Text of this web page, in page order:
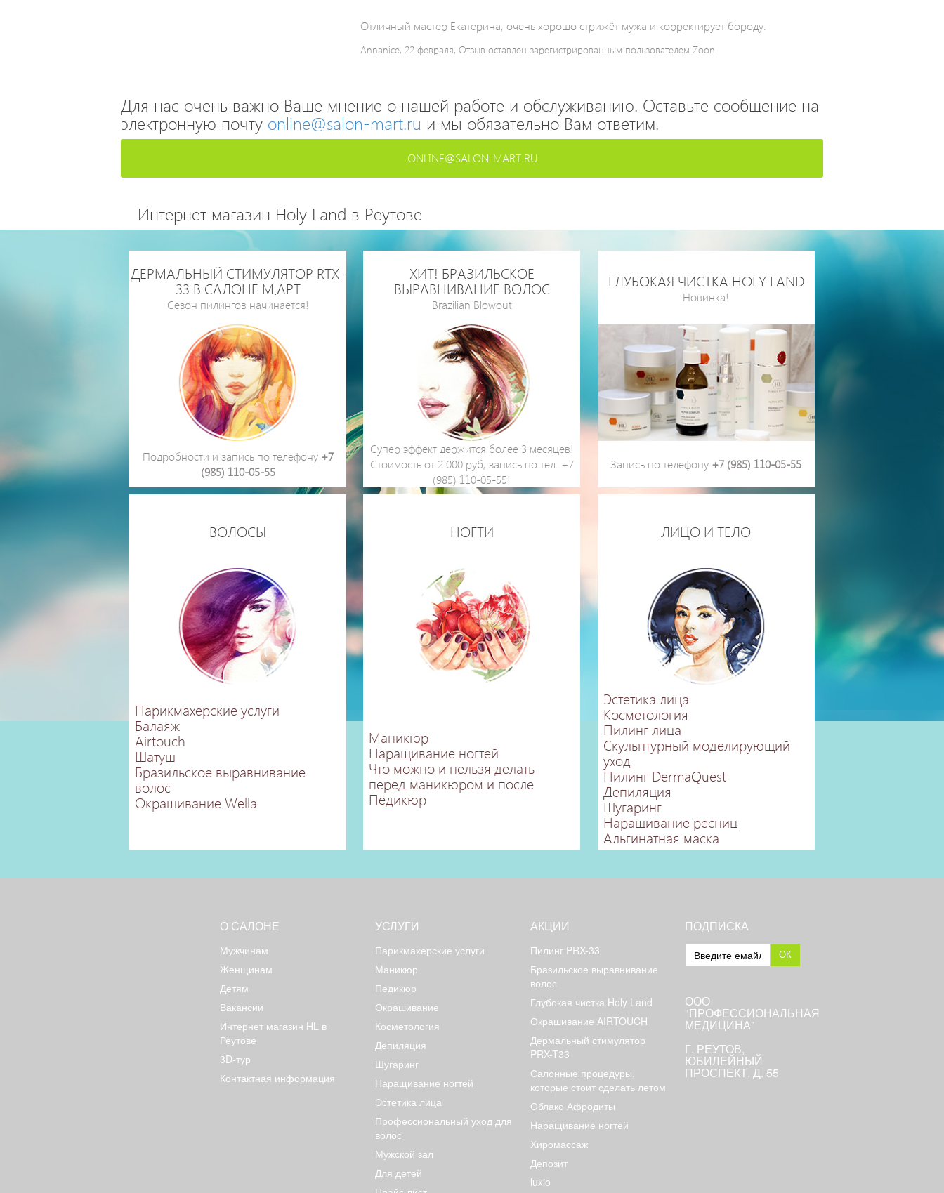
Отличный мастер Екатерина, очень хорошо стрижёт мужа и корректирует бороду.
Annanice, 22 февраля, Отзыв оставлен зарегистрированным пользователем Zoon
Для нас очень важно Ваше мнение о нашей работе и обслуживанию. Оставьте сообщение на
электронную почту online@salon-mart.ru и мы обязательно Вам ответим.
ONLINE@SALON-MART.RU
Интернет магазин Holy Land в Реутове
ДЕРМАЛЬНЫЙ СТИМУЛЯТОР RTX-
33 В САЛОНЕ М.АРТ
Сезон пилингов начинается!
Подробности и запись по телефону +7
(985) 110-05-55
ХИТ! БРАЗИЛЬСКОЕ
ВЫРАВНИВАНИЕ ВОЛОС
Brazilian Blowout
Супер эффект держится более 3 месяцев!
Стоимость от 2 000 руб, запись по тел. +7
(985) 110-05-55!
ГЛУБОКАЯ ЧИСТКА HOLY LAND
Новинка!
Запись по телефону +7 (985) 110-05-55
ВОЛОСЫ
Парикмахерские услуги
Балаяж
Airtouch
Шатуш
Бразильское выравнивание
волос
Окрашивание Wella
НОГТИ
Маникюр
Наращивание ногтей
Что можно и нельзя делать
перед маникюром и после
Педикюр
ЛИЦО И ТЕЛО
Эстетика лица
Косметология
Пилинг лица
Скульптурный моделирующий
уход
Пилинг DermaQuest
Депиляция
Шугаринг
Наращивание ресниц
Альгинатная маска
О САЛОНЕ
Мужчинам
Женщинам
Детям
Вакансии
Интернет магазин HL в
Реутове
3D-тур
Контактная информация
УСЛУГИ
Парикмахерские услуги
Маникюр
Педикюр
Окрашивание
Косметология
Депиляция
Шугаринг
Наращивание ногтей
Эстетика лица
Профессиональный уход для
волос
Мужской зал
Для детей
АКЦИИ
Пилинг PRX-33
Бразильское выравнивание
волос
Глубокая чистка Holy Land
Окрашивание AIRTOUCH
Дермальный стимулятор
PRX-T33
Салонные процедуры,
которые стоит сделать летом
Облако Афродиты
Наращивание ногтей
Хиромассаж
Депозит
luxio
ПОДПИСКА
ОК
ООО
"ПРОФЕССИОНАЛЬНАЯ
МЕДИЦИНА"
Г. РЕУТОВ,
ЮБИЛЕЙНЫЙ
ПРОСПЕКТ, Д. 55